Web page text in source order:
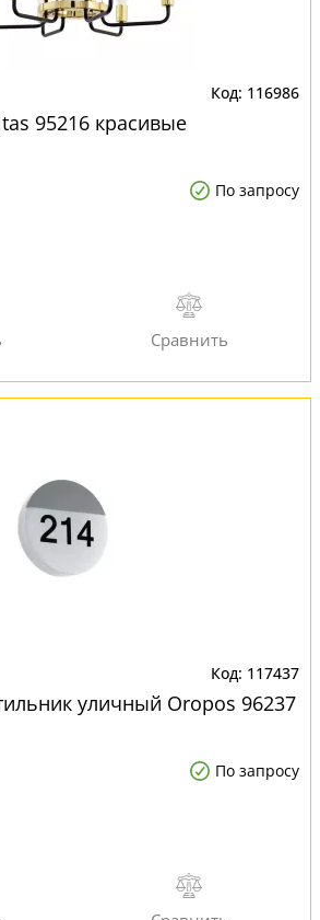
116986
95216 красивые
По запросу
117437
уличный Oropos 96237
По запросу